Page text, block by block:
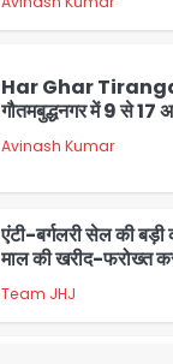
गौतमबुद्धनगर में 9 से 17
जागरूकता महाअभियान,
Avinash Kumar
माल की खरीद-फरोख्त
भंडाफोड़
Team JHJ
सरकारी भर्ती परीक्षाओं